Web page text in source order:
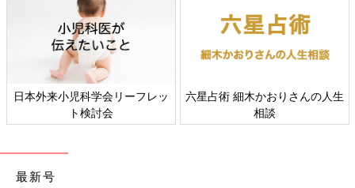
日本外来小児科学会リーフレッ
ト検討会
六星占術 細木かおりさんの人生
相談
最新号